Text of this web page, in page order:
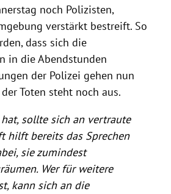
noch Polizisten,
verstärkt bestreift. So
dass sich die
in die Abendstunden
der Polizei gehen nun
Toten steht noch aus.
hat, sollte sich an vertraute
hilft bereits das Sprechen
sie zumindest
Wer für weitere
kann sich an die